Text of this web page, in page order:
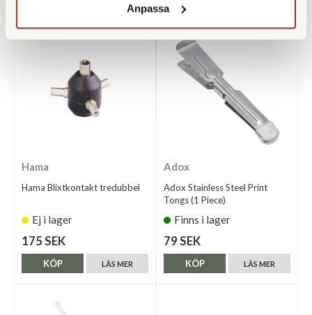
Anpassa
Hama
Hama Blixtkontakt tredubbel
Ej i lager
175 SEK
LÄS MER
KÖP
Adox
Adox Stainless Steel Print
Tongs (1 Piece)
Finns i lager
79 SEK
LÄS MER
KÖP